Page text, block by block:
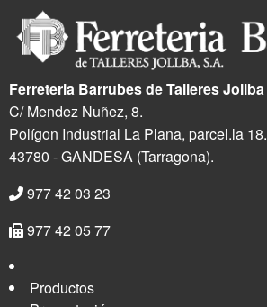
Ferreteria Barrubes de Talleres Jollba
C/ Mendez Nuñez, 8.
Polígon Industrial La Plana, parcel.la 18.
43780 - GANDESA (Tarragona).
977 42 03 23
977 42 05 77
Productos